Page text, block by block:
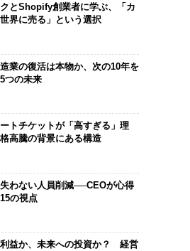
クとShopify創業者に学ぶ、「カ
界に売る」という選択
業の復活は本物か、次の10年を
つの未来
トチケットが「高すぎる」理
高騰の背景にある構造
わない人員削減──CEOが心得
の視点
益か、未来への投資か？ 経営